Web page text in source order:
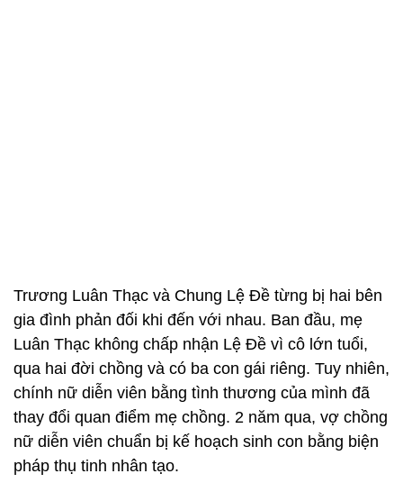
Luân Thạc không chấp nhận Lệ Đề vì cô lớn tuổi,
qua hai đời chồng và có ba con gái riêng. Tuy nhiên,
chính nữ diễn viên bằng tình thương của mình đã
thay đổi quan điểm mẹ chồng. 2 năm qua, vợ chồng
nữ diễn viên chuẩn bị kế hoạch sinh con bằng biện
pháp thụ tinh nhân tạo.